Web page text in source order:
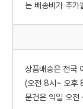
는 배송비가 추가
상품배송은 전국
(오전 8시~ 오후
문건은 익일 오전